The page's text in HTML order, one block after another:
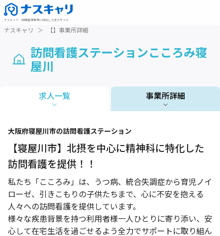
ナスキャリ ： 訪問看護業界に特化した求人サイト
ナスキャリ ＞ 【】事業所詳細
訪問看護ステーションこころみ寝
屋川
求人一覧 事業所詳細
1 / 1
大阪府寝屋川市の訪問看護ステーション
【寝屋川市】北摂を中心に精神科に特化した
訪問看護を提供！！
私たち「こころみ」は、うつ病、統合失調症から育児ノイ
ローゼ、引きこもりの子供たちまで、心に不安を抱える
人々への訪問看護を提供しています。
様々な疾患背景を持つ利用者様一人ひとりに寄り添い、安
心して在宅生活を過ごせるよう全力でサポートに取り組ん